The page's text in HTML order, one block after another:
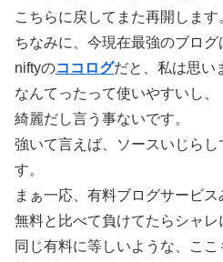
こちらに戻してまた再開します
ちなみに、今現在最強のブログ
niftyのココログだと、私は思い
なんてったって使いやすいし、
綺麗だし言う事ないです。
強いて言えば、ソースいじら
す。
まぁ一応、有料ブログサービス
無料と比べて負けてたらシャレ
同じ有料に等しいような、こ